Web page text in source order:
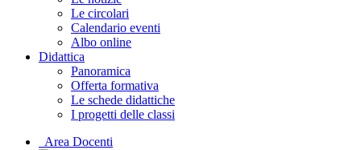
Le circolari
Calendario eventi
Albo online
Didattica
Panoramica
Offerta formativa
Le schede didattiche
I progetti delle classi
Area Docenti